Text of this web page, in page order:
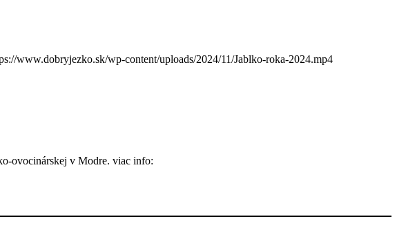
wp-content/uploads/2024/11/Jablko-roka-2024.mp4
ovocinárskej v Modre. viac info: